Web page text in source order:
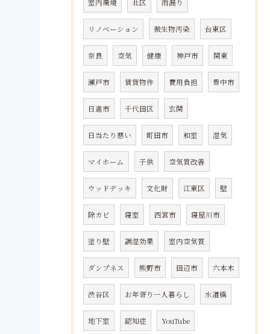
室内環境 北区 雨漏り
リノベーション 微生物汚染 台東区
奈良 空気 健康 神戸市 関東
瀬戸市 賃貸物件 費用負担 豊中市
日進市 千代田区 玄関
日当たり悪い 町田市 和室 湿気
マイホーム 子供 空気質改善
ウッドデッキ 文化財 江東区 壁
除カビ 寝室 西宮市 寝屋川市
塗り壁 調湿効果 室内空気質
ダンプネス 熊野市 田辺市 六本木
渋谷区 お年寄り一人暮らし 水道橋
地下室 認知症 YouTube